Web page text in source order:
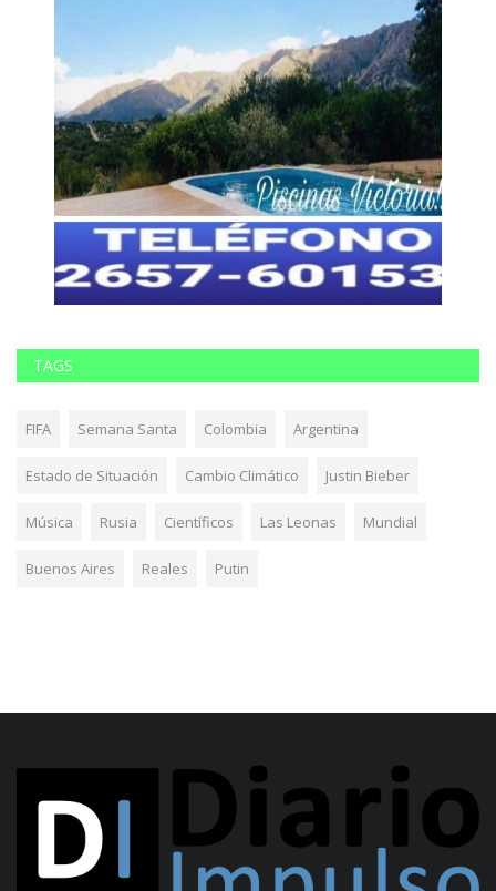
TAGS
FIFA Semana Santa Colombia Argentina
Estado de Situación Cambio Climático Justin Bieber
Música Rusia Científicos Las Leonas Mundial
Buenos Aires Reales Putin